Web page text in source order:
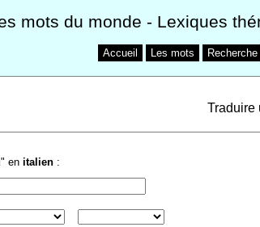
mots du monde - Lexiques
Accueil Les mots Recherche
Traduire
" en italien: